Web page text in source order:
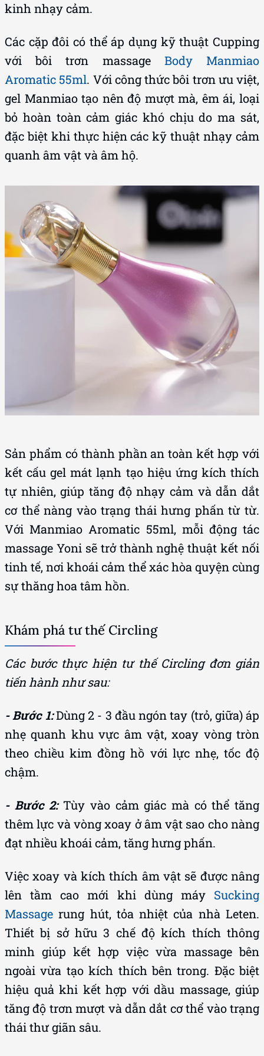
kinh nhạy cảm.
Các cặp đôi có thể áp dụng kỹ thuật Cupping
với bôi trơn massage Body Manmiao
Aromatic 55ml. Với công thức bôi trơn ưu việt,
gel Manmiao tạo nên độ mượt mà, êm ái, loại
bỏ hoàn toàn cảm giác khó chịu do ma sát,
đặc biệt khi thực hiện các kỹ thuật nhạy cảm
quanh âm vật và âm hộ.
Sản phẩm có thành phần an toàn kết hợp với
kết cấu gel mát lạnh tạo hiệu ứng kích thích
tự nhiên, giúp tăng độ nhạy cảm và dẫn dắt
cơ thể nàng vào trạng thái hưng phấn từ từ.
Với Manmiao Aromatic 55ml, mỗi động tác
massage Yoni sẽ trở thành nghệ thuật kết nối
tinh tế, nơi khoái cảm thể xác hòa quyện cùng
sự thăng hoa tâm hồn.
Khám phá tư thế Circling
Các bước thực hiện tư thế Circling đơn giản
tiến hành như sau:
- Bước 1:Dùng 2 - 3 đầu ngón tay (trỏ, giữa) áp
nhẹ quanh khu vực âm vật, xoay vòng tròn
theo chiều kim đồng hồ với lực nhẹ, tốc độ
chậm.
- Bước 2: Tùy vào cảm giác mà có thể tăng
thêm lực và vòng xoay ở âm vật sao cho nàng
đạt nhiều khoái cảm, tăng hưng phấn.
Việc xoay và kích thích âm vật sẽ được nâng
lên tầm cao mới khi dùng máy Sucking
Massage rung hút, tỏa nhiệt của nhà Leten.
Thiết bị sở hữu 3 chế độ kích thích thông
minh giúp kết hợp việc vừa massage bên
ngoài vừa tạo kích thích bên trong. Đặc biệt
hiệu quả khi kết hợp với dầu massage, giúp
tăng độ trơn mượt và dẫn dắt cơ thể vào trạng
thái thư giãn sâu.